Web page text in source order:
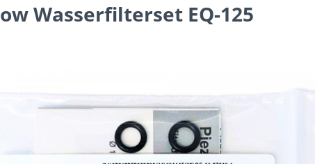
Wasserfilterset EQ-125